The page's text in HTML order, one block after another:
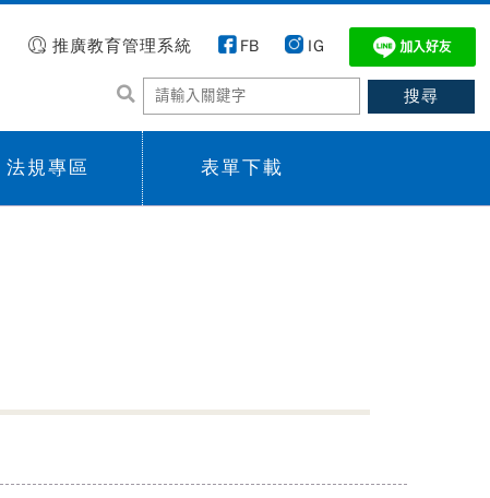
推廣教育管理系統 FB IG
法規專區 表單下載